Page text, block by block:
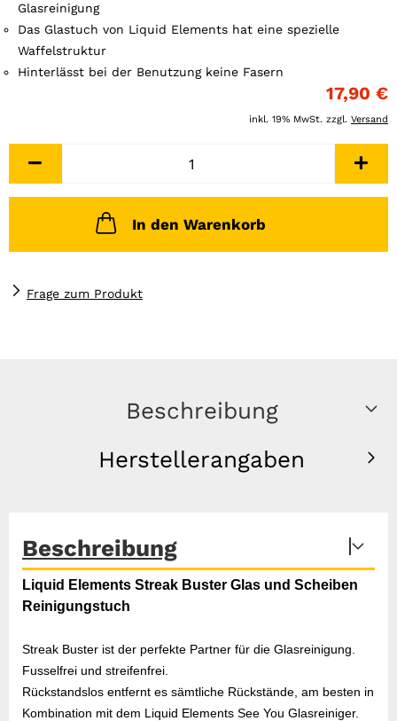
Glasreinigung
Das Glastuch von Liquid Elements hat eine spezielle
Waffelstruktur
Hinterlässt bei der Benutzung keine Fasern
17,90 €
inkl. 19% MwSt. zzgl. Versand
In den Warenkorb
Frage zum Produkt
Beschreibung
Herstellerangaben
Beschreibung
Liquid Elements Streak Buster Glas und Scheiben
Reinigungstuch
Streak Buster ist der perfekte Partner für die Glasreinigung.
Fusselfrei und streifenfrei.
Rückstandslos entfernt es sämtliche Rückstände, am besten in
Kombination mit dem Liquid Elements See You Glasreiniger.